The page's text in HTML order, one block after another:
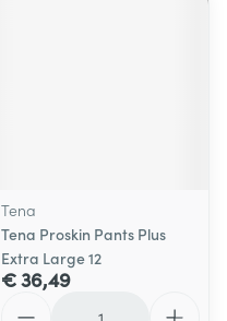
Tena
Tena Proskin Pants Plus
Extra Large 12
€ 36,49